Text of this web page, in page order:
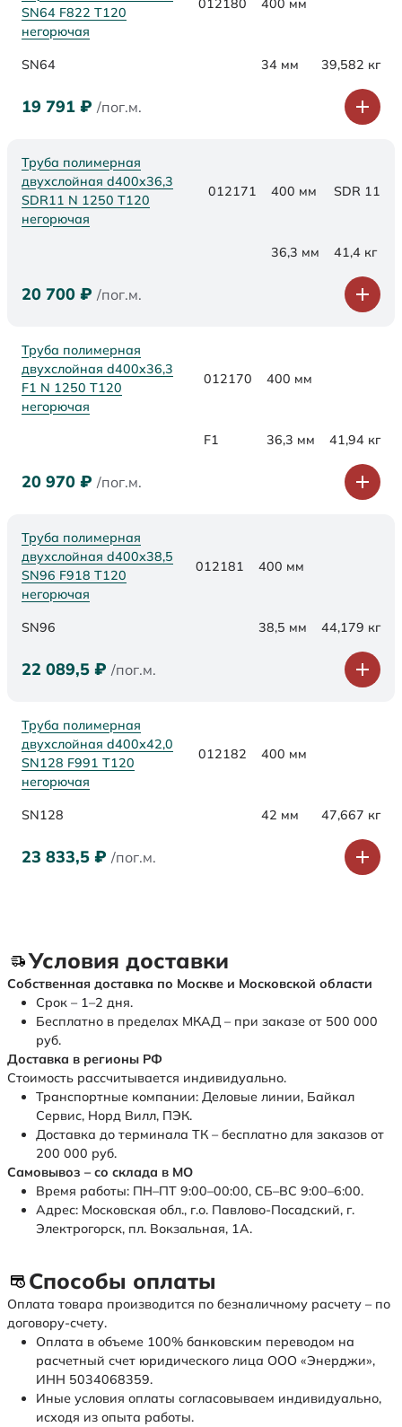
SN64 F822 Т120
негорючая
012180 400 мм
SN64 34 мм 39,582 кг
19 791 ₽ /пог.м.
Труба полимерная
двухслойная d400x36,3
SDR11 N 1250 Т120
негорючая
012171 400 мм SDR 11
36,3 мм 41,4 кг
20 700 ₽ /пог.м.
Труба полимерная
двухслойная d400x36,3
F1 N 1250 Т120
негорючая
012170 400 мм
F1 36,3 мм 41,94 кг
20 970 ₽ /пог.м.
Труба полимерная
двухслойная d400х38,5
SN96 F918 Т120
негорючая
012181 400 мм
SN96 38,5 мм 44,179 кг
22 089,5 ₽ /пог.м.
Труба полимерная
двухслойная d400х42,0
SN128 F991 Т120
негорючая
012182 400 мм
SN128 42 мм 47,667 кг
23 833,5 ₽ /пог.м.
Условия доставки
Собственная доставка по Москве и Московской области
Срок – 1–2 дня.
Бесплатно в пределах МКАД – при заказе от 500 000
руб.
Доставка в регионы РФ
Стоимость рассчитывается индивидуально.
Транспортные компании: Деловые линии, Байкал
Сервис, Норд Вилл, ПЭК.
Доставка до терминала ТК – бесплатно для заказов от
200 000 руб.
Самовывоз – со склада в МО
Время работы: ПН–ПТ 9:00–00:00, СБ–ВС 9:00–6:00.
Адрес: Московская обл., г.о. Павлово-Посадский, г.
Электрогорск, пл. Вокзальная, 1А.
Способы оплаты
Оплата товара производится по безналичному расчету – по
договору-счету.
Оплата в объеме 100% банковским переводом на
расчетный счет юридического лица ООО «Энерджи»,
ИНН 5034068359.
Иные условия оплаты согласовываем индивидуально,
исходя из опыта работы.